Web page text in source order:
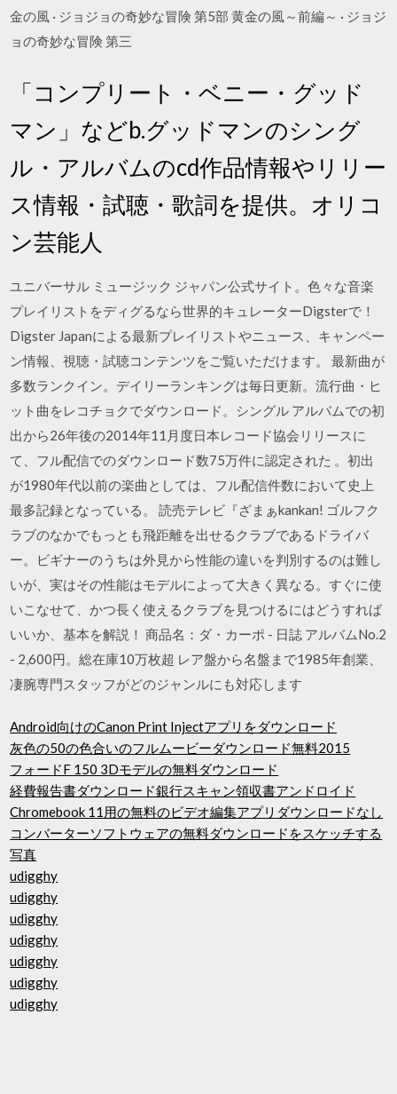
金の風 · ジョジョの奇妙な冒険 第5部 黄金の風～前編～ · ジョジ
ョの奇妙な冒険 第三
「コンプリート・ベニー・グッド
マン」などb.グッドマンのシング
ル・アルバムのcd作品情報やリリー
ス情報・試聴・歌詞を提供。オリコ
ン芸能人
ユニバーサル ミュージック ジャパン公式サイト。色々な音楽
プレイリストをディグるなら世界的キュレーターDigsterで！
Digster Japanによる最新プレイリストやニュース、キャンペー
ン情報、視聴・試聴コンテンツをご覧いただけます。 最新曲が
多数ランクイン。デイリーランキングは毎日更新。流行曲・ヒ
ット曲をレコチョクでダウンロード。シングル アルバムでの初
出から26年後の2014年11月度日本レコード協会リリースに
て、フル配信でのダウンロード数75万件に認定された 。初出
が1980年代以前の楽曲としては、フル配信件数において史上
最多記録となっている。 読売テレビ『ざまぁkankan! ゴルフク
ラブのなかでもっとも飛距離を出せるクラブであるドライバ
ー。ビギナーのうちは外見から性能の違いを判別するのは難し
いが、実はその性能はモデルによって大きく異なる。すぐに使
いこなせて、かつ長く使えるクラブを見つけるにはどうすれば
いいか、基本を解説！ 商品名：ダ・カーポ - 日誌 アルバムNo.2
- 2,600円。総在庫10万枚超 レア盤から名盤まで1985年創業、
凄腕専門スタッフがどのジャンルにも対応します
Android向けのCanon Print Injectアプリをダウンロード
灰色の50の色合いのフルムービーダウンロード無料2015
フォードF 150 3Dモデルの無料ダウンロード
経費報告書ダウンロード銀行スキャン領収書アンドロイド
Chromebook 11用の無料のビデオ編集アプリダウンロードなし
コンバーターソフトウェアの無料ダウンロードをスケッチする
写真
udigghy
udigghy
udigghy
udigghy
udigghy
udigghy
udigghy